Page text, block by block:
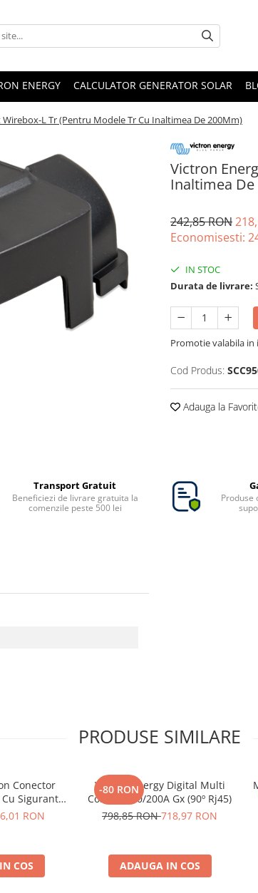
ENERGY CALCULATOR GENERATOR SOLAR
L Tr (Pentru Modele Tr Cu Inaltimea De 200Mm)
Victron
Inaltimea
242,85 RON
Economisesti:
IN STOC
Durata de livrare:
Promotie valabila in
Cod Produs:
Adauga la
Transport Gratuit
Beneficiezi de livrare gratuita la
comenzile peste 500 lei
Produse
PRODUSE SIMILARE
Conector
Siguranta
De 30A
RON
COS
-80 RON
Victron Energy Digital Multi
Control 200/200A Gx (90º Rj45)
798,85 RON718,97 RON
ADAUGA IN COS